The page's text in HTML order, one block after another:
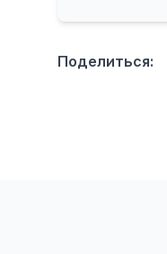
Поделиться: